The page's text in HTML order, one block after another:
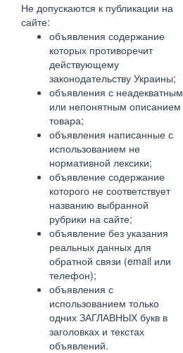
Не допускаются к публикации на
сайте:
объявления содержание
которых противоречит
действующему
законодательству Украины;
объявления с неадекватным
или непонятным описанием
товара;
объявления написанные с
использованием не
нормативной лексики;
объявление содержание
которого не соответствует
названию выбранной
рубрики на сайте;
объявление без указания
реальных данных для
обратной связи (email или
телефон);
объявления с
использованием только
одних ЗАГЛАВНЫХ букв в
заголовках и текстах
объявлений.